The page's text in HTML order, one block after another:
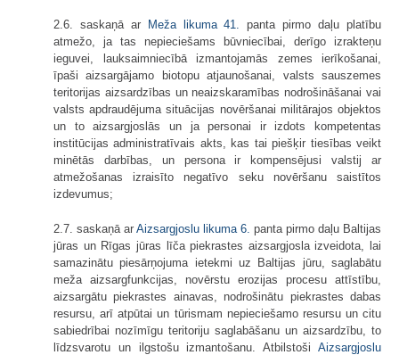
2.6. saskaņā ar Meža likuma 41.
panta pirmo daļu platību
atmežo, ja tas nepieciešams būvniecībai, derīgo izrakteņu
ieguvei, lauksaimniecībā izmantojamās zemes ierīkošanai,
īpaši aizsargājamo biotopu atjaunošanai, valsts sauszemes
teritorijas aizsardzības un neaizskaramības nodrošināšanai vai
valsts apdraudējuma situācijas novēršanai militārajos objektos
un to aizsargjoslās un ja personai ir izdots kompetentas
institūcijas administratīvais akts, kas tai piešķir tiesības veikt
minētās darbības, un persona ir kompensējusi valstij ar
atmežošanas izraisīto negatīvo seku novēršanu saistītos
izdevumus;
2.7. saskaņā ar Aizsargjoslu likuma 6. panta pirmo daļu Baltijas
jūras un Rīgas jūras līča piekrastes aizsargjosla izveidota, lai
samazinātu piesārņojuma ietekmi uz Baltijas jūru, saglabātu
meža aizsargfunkcijas, novērstu erozijas procesu attīstību,
aizsargātu piekrastes ainavas, nodrošinātu piekrastes dabas
resursu, arī atpūtai un tūrismam nepieciešamo resursu un citu
sabiedrībai nozīmīgu teritoriju saglabāšanu un aizsardzību, to
līdzsvarotu un ilgstošu izmantošanu. Atbilstoši Aizsargjoslu